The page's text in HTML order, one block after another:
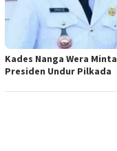
Kades Nanga Wera Minta
Presiden Undur Pilkada